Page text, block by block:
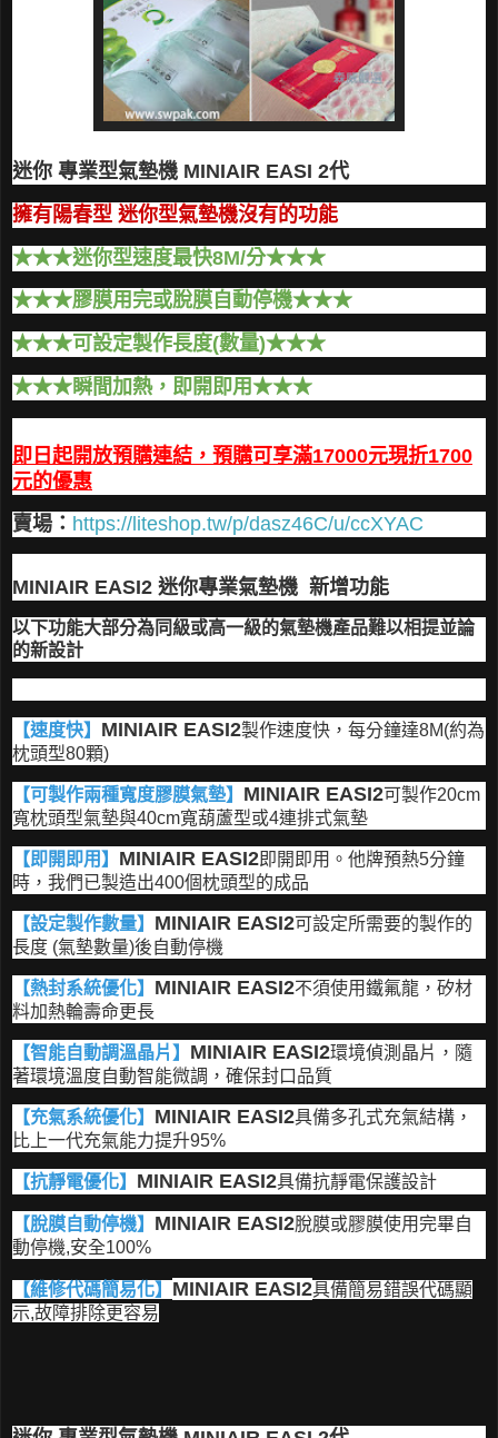
迷你 專業型氣墊機 MINIAIR EASI 2代
擁有陽春型 迷你型氣墊機沒有的功能
★★★迷你型速度最快8M/分★★★
★★★膠膜用完或脫膜自動停機★★★
★★★可設定製作長度(數量)★★★
★★★瞬間加熱，即開即用★★★
即日起開放預購連結，預購可享滿17000元現折1700
元的優惠
賣場： https://liteshop.tw/p/dasz46C/u/ccXYAC
MINIAIR EASI2 迷你專業氣墊機 新增功能
以下功能大部分為同級或高一級的氣墊機產品難以相提並論
的新設計
【速度快】 MINIAIR EASI2製作速度快，每分鐘達8M(約為
枕頭型80顆)
【可製作兩種寬度膠膜氣墊】 MINIAIR EASI2可製作20cm
寬枕頭型氣墊與40cm寬葫蘆型或4連排式氣墊
【即開即用】 MINIAIR EASI2即開即用。他牌預熱5分鐘
時，我們已製造出400個枕頭型的成品
【設定製作數量】 MINIAIR EASI2可設定所需要的製作的
長度 (氣墊數量)後自動停機
【熱封系統優化】 MINIAIR EASI2不須使用鐵氟龍，矽材
料加熱輪壽命更長
【智能自動調溫晶片】 MINIAIR EASI2環境偵測晶片，隨
著環境溫度自動智能微調，確保封口品質
【充氣系統優化】 MINIAIR EASI2具備多孔式充氣結構，
比上一代充氣能力提升95%
【抗靜電優化】 MINIAIR EASI2具備抗靜電保護設計
【脫膜自動停機】 MINIAIR EASI2脫膜或膠膜使用完畢自
動停機,安全100%
【維修代碼簡易化】 MINIAIR EASI2具備簡易錯誤代碼顯
示,故障排除更容易